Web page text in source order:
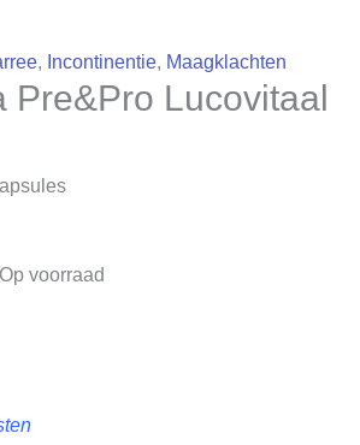
, Incontinentie, Maagklachten
Pre&Pro Lucovitaal
Op voorraad